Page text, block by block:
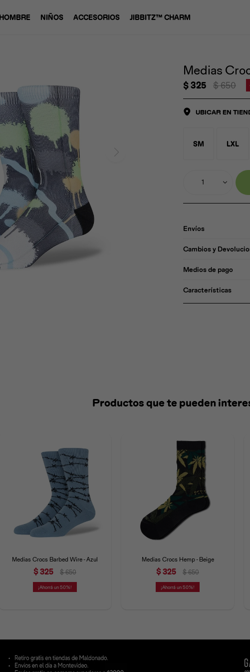
HOMBRE NIÑOS ACCESORIOS JIBBITZ™ CHARM
Medias
$325 $650
UBICAR EN
SM LXL
1
Envíos
Cambios y
Medios de pago
Características
Productos que te pueden
Medias Crocs Barbed Wire - Azul
$325 $ 650
50
Medias Crocs Hemp - Beige
$325 $ 650
50